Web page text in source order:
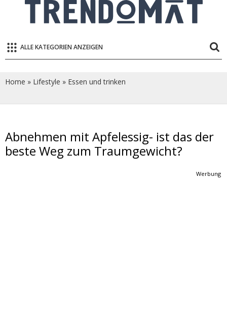
ALLE KATEGORIEN ANZEIGEN
Home » Lifestyle » Essen und trinken
Abnehmen mit Apfelessig- ist das der
beste Weg zum Traumgewicht?
Werbung